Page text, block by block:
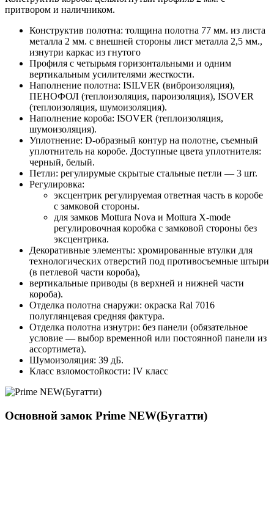
притвором и наличником.
Конструктив полотна: толщина полотна 77 мм. из листа
металла 2 мм. с внешней стороны лист металла 2,5 мм.,
изнутри каркас из гнутого
Профиля с четырьмя горизонтальными и одним
вертикальным усилителями жесткости.
Наполнение полотна: ISILVER (виброизоляция),
ПЕНОФОЛ (теплоизоляция, пароизоляция), ISOVER
(теплоизоляция, шумоизоляция).
Наполнение короба: ISOVER (теплоизоляция,
шумоизоляция).
Уплотнение: D-образный контур на полотне, съемный
уплотнитель на коробе. Доступные цвета уплотнителя:
черный, белый.
Петли: регулирумые скрытые стальные петли — 3 шт.
Регулировка:
эксцентрик регулируемая ответная часть в коробе
с замковой стороны.
для замков Mottura Nova и Mottura X-mode
регулировочная коробка с замковой стороны без
эксцентрика.
Декоративные элементы: хромированные втулки для
технологических отверстий под противосъемные штыри
(в петлевой части короба),
вертикальные приводы (в верхней и нижней части
короба).
Отделка полотна снаружи: окраска Ral 7016
полуглянцевая средняя фактура.
Отделка полотна изнутри: без панели (обязательное
условие — выбор временной или постоянной панели из
ассортимета).
Шумоизоляция: 39 дБ.
Класс взломостойкости: IV класс
Основной замок Prime NEW(Бугатти)